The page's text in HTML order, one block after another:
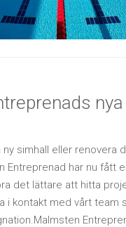
nya
simhall eller renovera
Entreprenad har nu fått
det lättare att hitta
i kontakt med vårt team